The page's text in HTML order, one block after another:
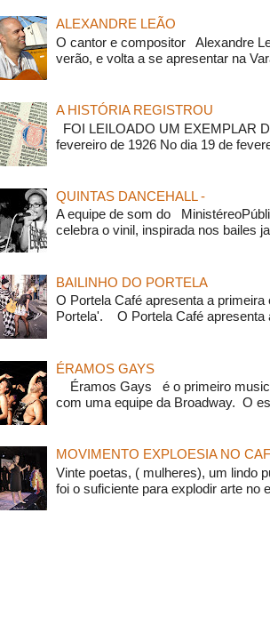
ALEXANDRE LEÃO
O cantor e compositor Alexandre
verão, e volta a se apresentar na
A HISTÓRIA REGISTROU
FOI LEILOADO UM EXEMPLAR
fevereiro de 1926 No dia 19 de
QUINTAS DANCEHALL -
A equipe de som do
celebra o vinil, inspirada nos bailes
BAILINHO DO PORTELA
O Portela Café apresenta a
Portela'. O Portela Café apresenta
ÉRAMOS GAYS
Éramos Gays é o primeiro
com uma equipe da Broadway. O
MOVIMENTO EXPLOESIA NO
Vinte poetas, ( mulheres), um lindo
foi o suficiente para explodir arte no